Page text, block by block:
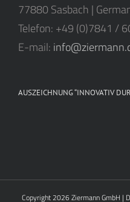
77880 Sasbach |
Telefon: +49 (0)7841 /
E-mail:
AUSZEICHNUNG “INNOVATIV
Copyright 2026Ziermann GmbH |